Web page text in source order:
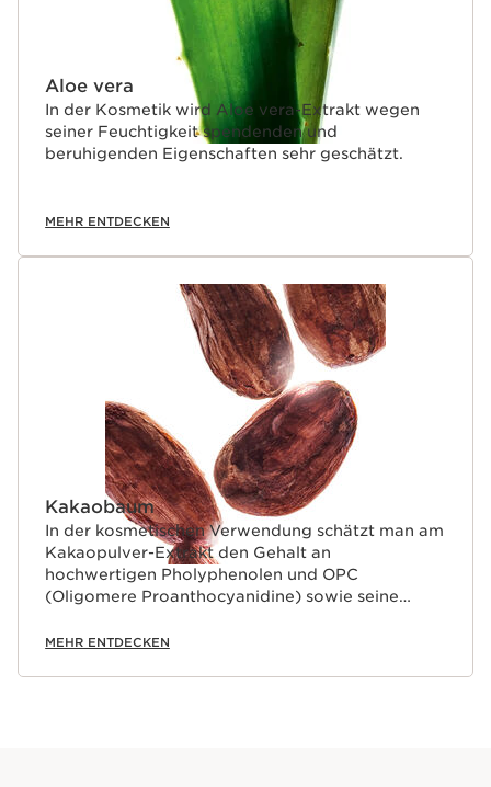
Aloe vera
In der Kosmetik wird Aloe vera-Extrakt wegen
seiner Feuchtigkeit spendenden und
beruhigenden Eigenschaften sehr geschätzt.
MEHR ENTDECKEN
Kakaobaum
In der kosmetischen Verwendung schätzt man am
Kakaopulver-Extrakt den Gehalt an
hochwertigen Pholyphenolen und OPC
(Oligomere Proanthocyanidine) sowie seine
Eigenschaften.
MEHR ENTDECKEN